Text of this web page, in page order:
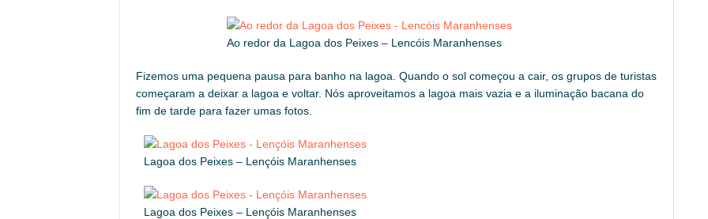
Ao redor da Lagoa dos Peixes – Lencóis Maranhenses
Fizemos uma pequena pausa para banho na lagoa. Quando o sol começou a cair, os grupos de turistas
começaram a deixar a lagoa e voltar. Nós aproveitamos a lagoa mais vazia e a iluminação bacana do
fim de tarde para fazer umas fotos.
Lagoa dos Peixes – Lençóis Maranhenses
Lagoa dos Peixes – Lençóis Maranhenses